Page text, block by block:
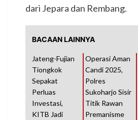
dari Jepara dan Rembang.
BACAAN LAINNYA
Jateng-Fujian
Tiongkok
Sepakat
Perluas
Investasi,
KITB Jadi
Operasi Aman
Candi 2025,
Polres
Sukoharjo Sisir
Titik Rawan
Premanisme